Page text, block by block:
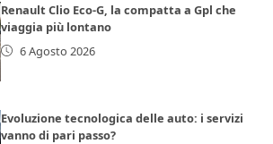
Renault Clio Eco-G, la compatta a Gpl che
viaggia più lontano
6 Agosto 2026
Evoluzione tecnologica delle auto: i servizi
vanno di pari passo?